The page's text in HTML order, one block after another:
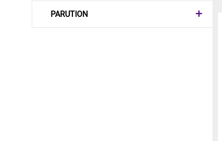
PARUTION